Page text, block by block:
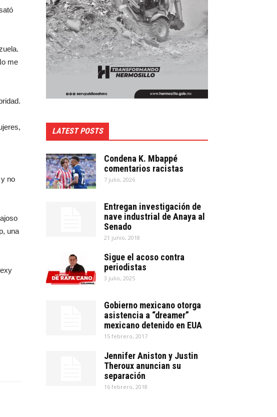
me
no
una
LATEST POSTS
Condena K. Mbappé
comentarios racistas
7 julio, 2026
Entregan investigación de
nave industrial de Anaya al
Senado
21 junio, 2018
Sigue el acoso contra
periodistas
3 julio, 2025
Gobierno mexicano otorga
asistencia a “dreamer”
mexicano detenido en EUA
15 febrero, 2017
Jennifer Aniston y Justin
Theroux anuncian su
separación
16 febrero, 2018